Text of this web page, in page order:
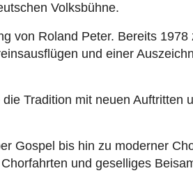
Volksbühne.
von Roland Peter. Bereits 1978
und einer
Tradition mit neuen Auftritten
Gospel bis hin zu moderner
und geselliges